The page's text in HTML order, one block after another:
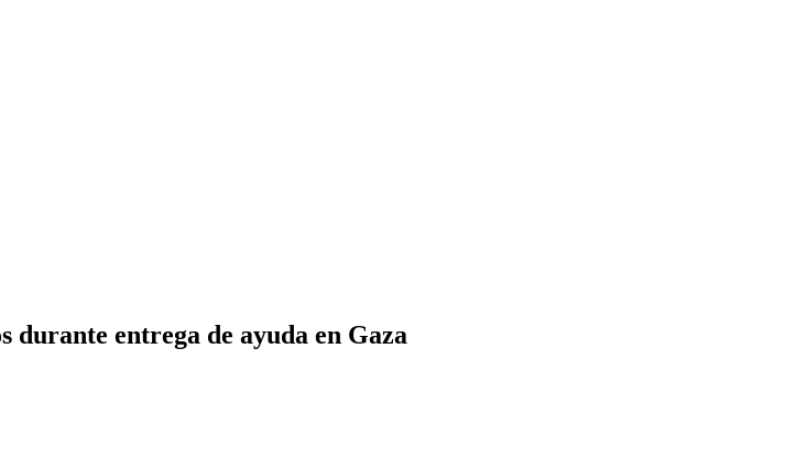
durante entrega de ayuda en Gaza